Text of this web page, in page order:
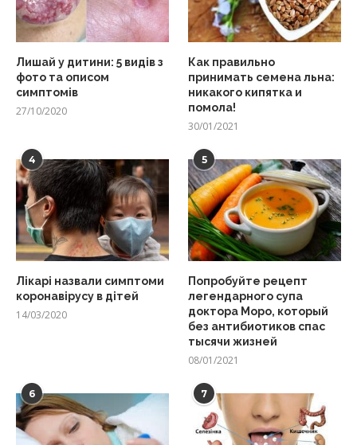
Лишай у дитини: 5 видів з
фото та описом
симптомів
27/10/2020
Как правильно
принимать семена льна:
никакого кипятка и
помола!
30/01/2021
4
Лікарі назвали симптоми
коронавірусу в дітей
14/03/2020
5
Попробуйте рецепт
легендарного супа
доктора Моро, который
без антибиотиков спас
тысячи жизней
08/01/2021
6 7